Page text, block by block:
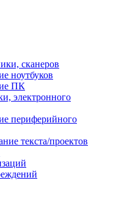
сканеров
ноутбуков
ПК
электронного
периферийного
текста/проектов